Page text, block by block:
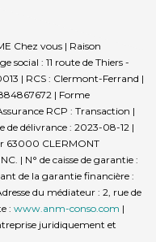
Chez vous | Raison
social : 11 route de Thiers -
| RCS : Clermont-Ferrand |
| Forme
RCP : Transaction |
délivrance : 2023-08-12 |
63000 CLERMONT
| N° de caisse de garantie :
de la garantie financière :
du médiateur : 2, rue de
: www.anm-conso.com |
juridiquement et